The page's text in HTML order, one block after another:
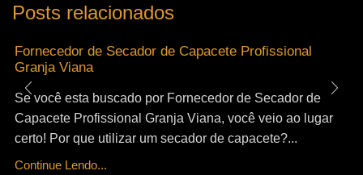
Posts relacionados
Fornecedor de Secador de Capacete Profissional
Granja Viana
Se você esta buscado por Fornecedor de Secador de
Capacete Profissional Granja Viana, você veio ao lugar
certo! Por que utilizar um secador de capacete?...
Continue Lendo...